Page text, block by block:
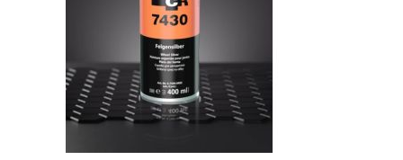
GEREEDSCHAP VOOR CARROSSERIE
UITRUSTING VOOR CARROSSERIE
LABORATORIUMINSTALLATIE
HANDLEIDING & ADVIES
WIE ZIJN WIJ?